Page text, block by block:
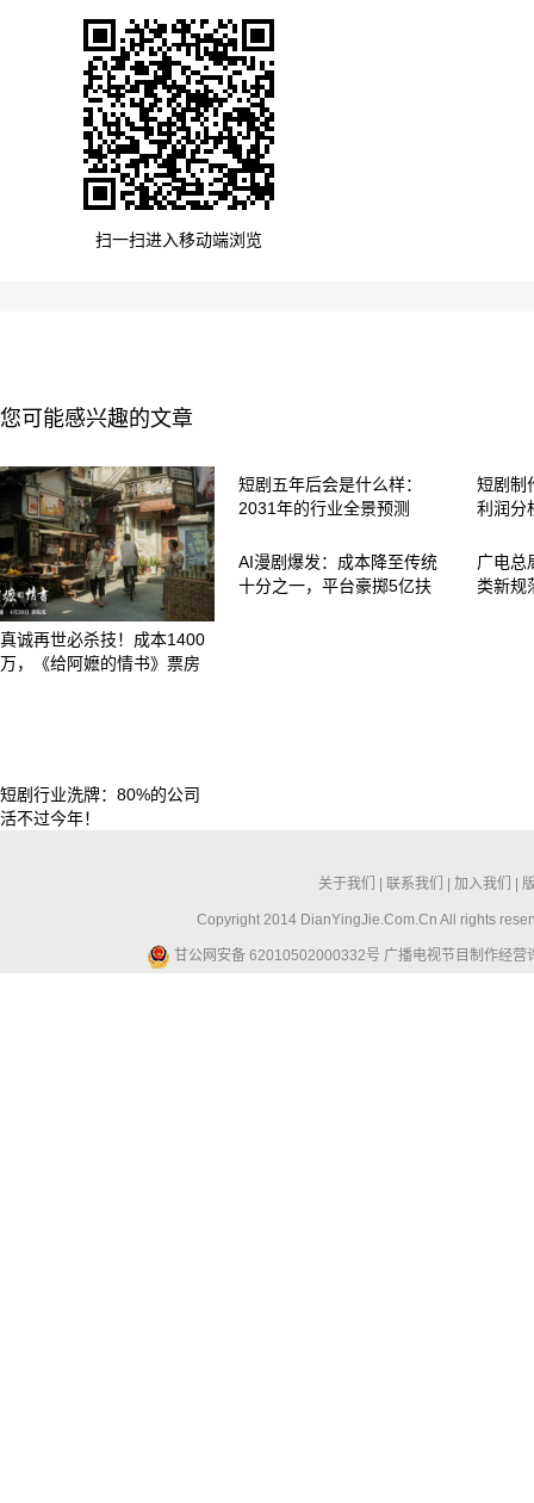
扫一扫进入移动端浏览
您可能感兴趣的文章
真诚再世必杀技！成本1400
万，《给阿嬷的情书》票房
短剧五年后会是什么样：
2031年的行业全景预测
短剧制
利润分
AI漫剧爆发：成本降至传统
十分之一，平台豪掷5亿扶
广电总
类新规
短剧行业洗牌：80%的公司
活不过今年！
关于我们 联系我们 加入我们
Copyright 2014 DianYingJie.Com.Cn All rights
甘公网安备 62010502000332号 广播电视节目制作经